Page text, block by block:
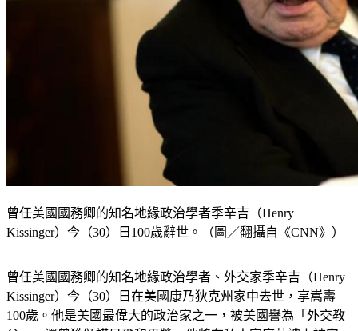
Kissinger）今（30）日100歲辭世。（圖／翻攝自《CNN》）
Kissinger）今（30）日在美國康乃狄克州家中去世，享嵩壽
100歲。他是美國最偉大的政治家之一，被美國譽為「外交教
父」，還曾獲頒諾貝爾和平獎，他將在私人家庭葬禮上被安